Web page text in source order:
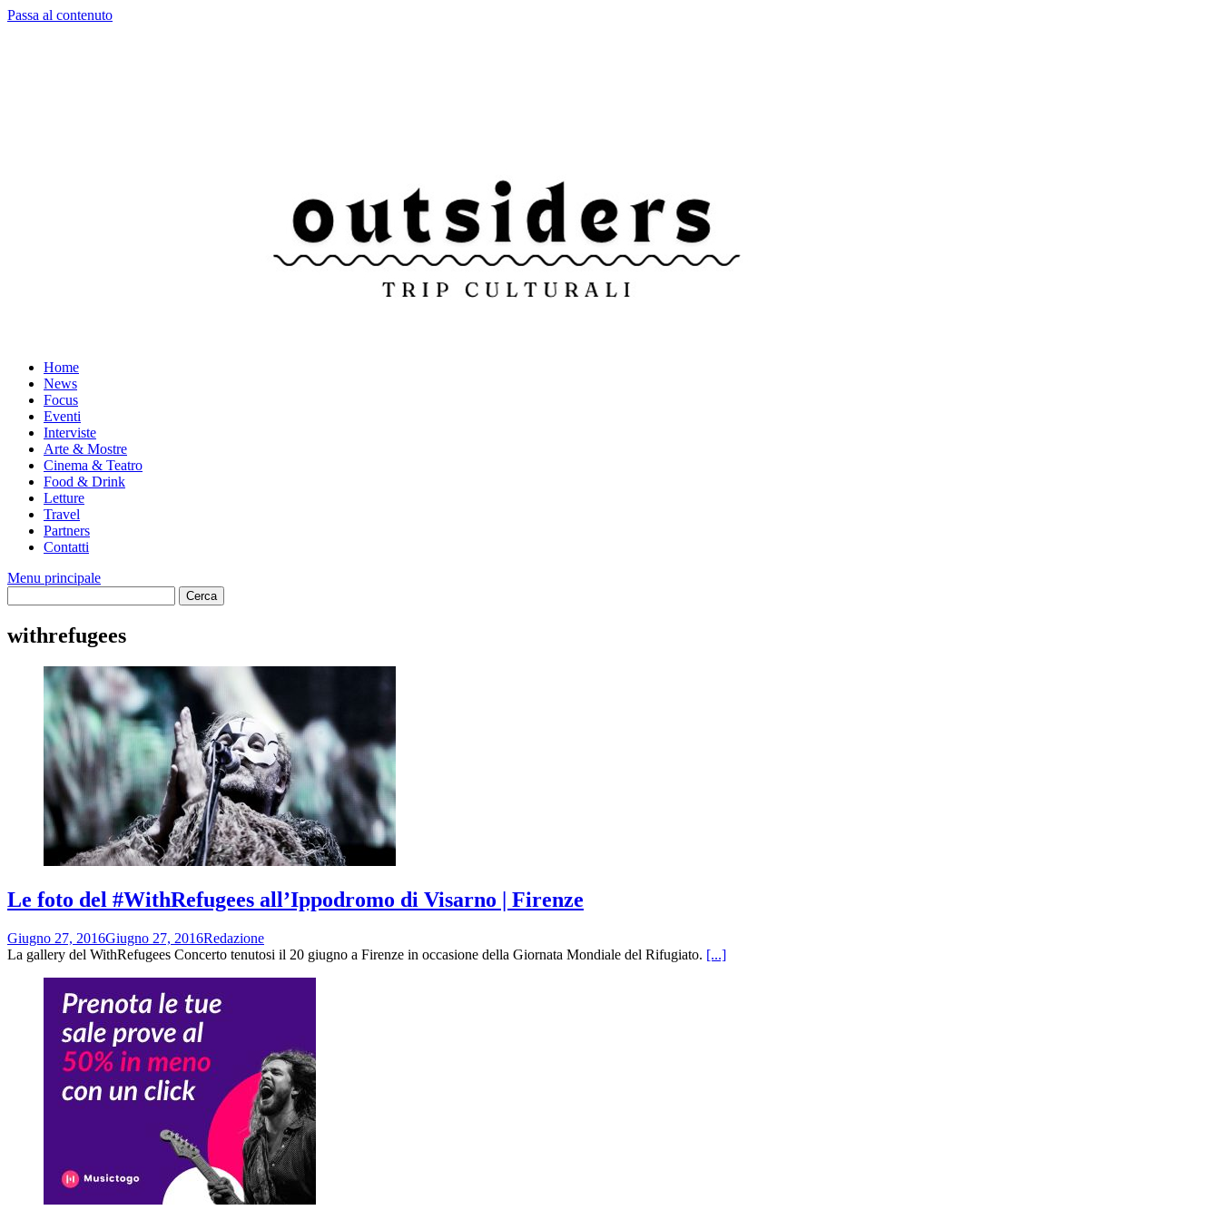
Passa al contenuto
Home
News
Focus
Eventi
Interviste
Arte & Mostre
Cinema & Teatro
Food & Drink
Letture
Travel
Partners
Contatti
Menu principale
withrefugees
Le foto del #WithRefugees all’Ippodromo di Visarno | Firenze
Giugno 27, 2016Giugno 27, 2016Redazione
La gallery del WithRefugees Concerto tenutosi il 20 giugno a Firenze in occasione della Giornata Mondiale del Rifugiato. [...]